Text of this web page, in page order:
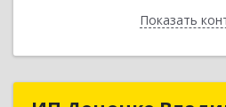
ПоказатьНазад